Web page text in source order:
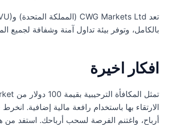
بالكامل، وتوفر بيئة تداول آمنة وشفافة لجميع
افكار اخيرة
الارتقاء بها باستخدام رافعة مالية إضافية.
أرباح، واغتنم الفرصة لسحب أرباحك. استفد